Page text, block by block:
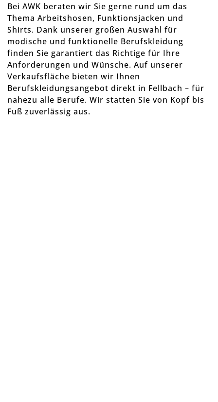
Bei AWK beraten wir Sie gerne rund um das
Thema Arbeitshosen, Funktionsjacken und
Shirts. Dank unserer großen Auswahl für
modische und funktionelle Berufskleidung
finden Sie garantiert das Richtige für Ihre
Anforderungen und Wünsche. Auf unserer
Verkaufsfläche bieten wir Ihnen
Berufskleidungsangebot direkt in Fellbach – für
nahezu alle Berufe. Wir statten Sie von Kopf bis
Fuß zuverlässig aus.